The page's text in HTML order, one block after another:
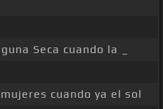
Seca cuando la _
mujeres cuando ya el sol